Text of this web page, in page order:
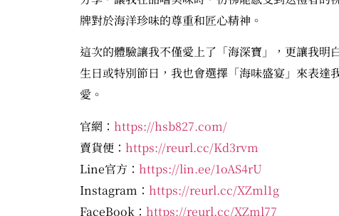
牌對於海洋珍味的尊重和匠心精神。
這次的體驗讓我不僅愛上了「海深寶」，更讓我
生日或特別節日，我也會選擇「海味盛宴」來表
愛。
官網： https://hsb827.com/
賣貨便： https://reurl.cc/Kd3rvm
Line官方： https://lin.ee/1oAS4rU
Instagram： https://reurl.cc/XZml1g
FaceBook： https://reurl.cc/XZml77